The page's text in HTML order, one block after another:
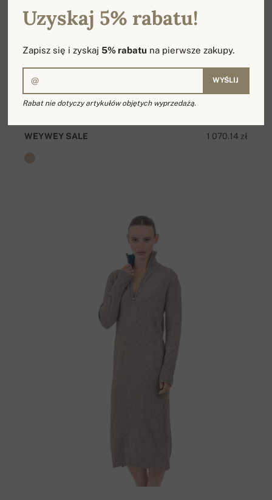
1 070.14 zł
WEYWEY SALE
Uzyskaj 5% rabatu!
Zapisz się i zyskaj5% rabatu na pierwsze zakupy.
WYŚLIJ
Rabat nie dotyczy artykułów objętych wyprzedażą.